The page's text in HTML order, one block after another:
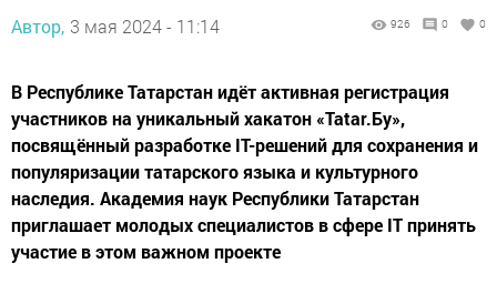
Автор, 3 мая 2024 - 11:14 926 0 0
В Республике Татарстан идёт активная регистрация
участников на уникальный хакатон «Tatar.Бу»,
посвящённый разработке IT-решений для сохранения и
популяризации татарского языка и культурного
наследия. Академия наук Республики Татарстан
приглашает молодых специалистов в сфере IT принять
участие в этом важном проекте